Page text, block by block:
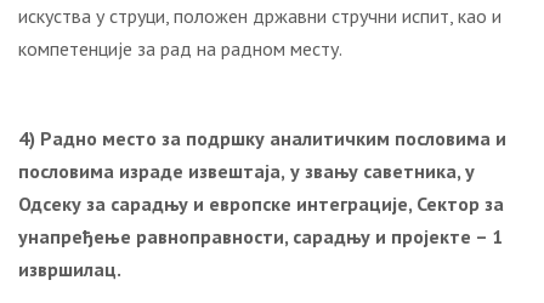
искуства у струци, положен државни стручни испит, као и
компетенције за рад на радном месту.
4) Радно место за подршку аналитичким пословима и
пословима израде извештаја, у звању саветника, у
Одсеку за сарадњу и европске интеграције, Сектор за
унапређење равноправности, сарадњу и пројекте – 1
извршилац.